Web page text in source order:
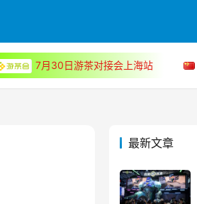
7月30日游茶对接会上海站
最新文章